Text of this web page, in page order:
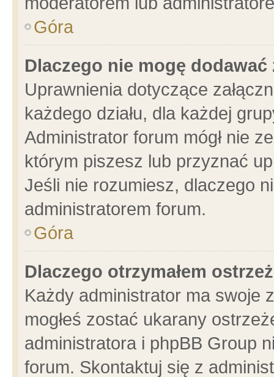
Góra
Dlaczego nie mogę dodawać
Uprawnienia dotyczące
każdego działu, dla każdej
Administrator forum mógł nie
którym piszesz lub przyznać
Jeśli nie rozumiesz, dlaczego
administratorem forum.
Góra
Dlaczego otrzymałem
Każdy administrator ma swoje
mogłeś zostać ukarany
administratora i phpBB Group
forum. Skontaktuj się z